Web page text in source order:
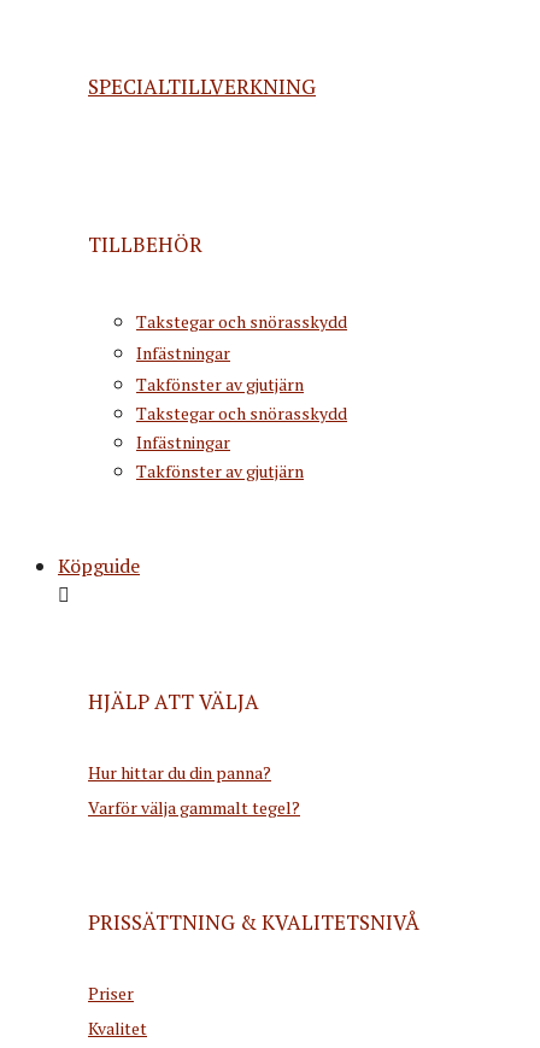
SPECIALTILLVERKNING
TILLBEHÖR
Takstegar och snörasskydd
Infästningar
Takfönster av gjutjärn
Takstegar och snörasskydd
Infästningar
Takfönster av gjutjärn
Köpguide
HJÄLP ATT VÄLJA
Hur hittar du din panna?
Varför välja gammalt tegel?
PRISSÄTTNING & KVALITETSNIVÅ
Priser
Kvalitet